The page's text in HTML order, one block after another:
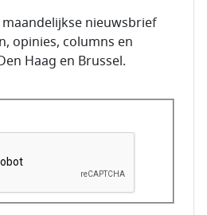
nieuwsbrief
opinies, columns en
Haag en Brussel.
controleren dat u een mens